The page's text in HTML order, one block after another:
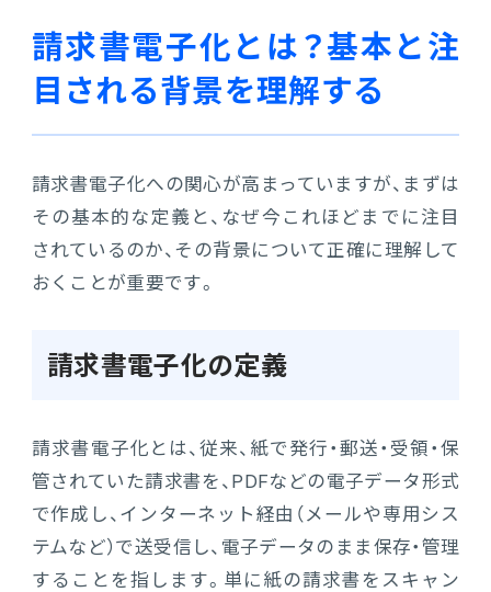
Best Practice
連携ソリューション
サポートサービス
請求書電子化とは？基本と注
目される背景を理解する
請求書電子化への関心が高まっていますが、まずは
その基本的な定義と、なぜ今これほどまでに注目
されているのか、その背景について正確に理解して
おくことが重要です。
請求書電子化の定義
請求書電子化とは、従来、紙で発行・郵送・受領・保
管されていた請求書を、PDFなどの電子データ形式
で作成し、インターネット経由（メールや専用シス
テムなど）で送受信し、電子データのまま保存・管理
することを指します。単に紙の請求書をスキャン